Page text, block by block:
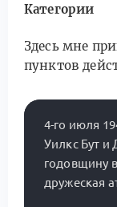
Категории
Здесь мне
пунктов
4-го июля
Уилкс Бут и
годовщину
дружеская